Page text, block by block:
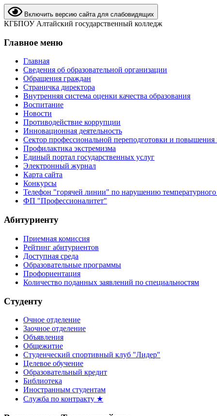
Включить версию сайта для слабовидящих
КГБПОУ Алтайский государственный колледж
Главное меню
Главная
Сведения об образовательной организации
Обращения граждан
Страничка директора
Внутренняя система оценки качества образования
Воспитание
Новости
Противодействие коррупции
Инновационная деятельность
Сектор профессиональной переподготовки и
Профилактика экстремизма
Единый портал государственных услуг
Электронный журнал
Карта сайта
Конкурсы
Телефон "горячей линии" по нарушению
ФП "Профессионалитет"
Абитуриенту
Приемная комиссия
Рейтинг абитуриентов
Доступная среда
Образовательные программы
Профориентация
Количество поданных заявлений по специальностям
Студенту
Очное отделение
Заочное отделение
Объявления
Общежитие
Студенческий спортивный клуб "Лидер"
Целевое обучение
Образовательный кредит
Библиотека
Иностранным студентам
Служба по контракту ★